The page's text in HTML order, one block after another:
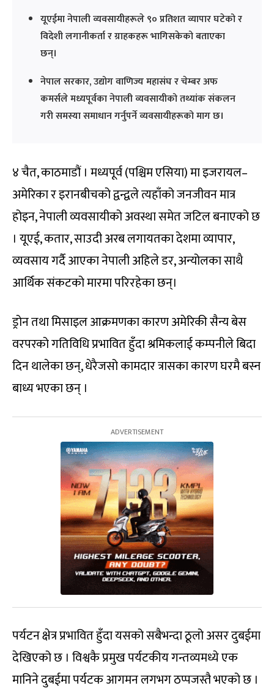
यूएईमा नेपाली व्यवसायीहरूले ९० प्रतिशत व्यापार घटेको र
विदेशी लगानीकर्ता र ग्राहकहरू भागिसकेको बताएका
छन्।
नेपाल सरकार, उद्योग वाणिज्य महासंघ र चेम्बर अफ
कमर्सले मध्यपूर्वका नेपाली व्यवसायीको तथ्यांक संकलन
गरी समस्या समाधान गर्नुपर्ने व्यवसायीहरूको माग छ।
४ चैत, काठमाडौं । मध्यपूर्व (पश्चिम एसिया) मा इजरायल–
अमेरिका र इरानबीचको द्वन्द्वले त्यहाँको जनजीवन मात्र
होइन, नेपाली व्यवसायीको अवस्था समेत जटिल बनाएको छ
। यूएई, कतार, साउदी अरब लगायतका देशमा व्यापार,
व्यवसाय गर्दै आएका नेपाली अहिले डर, अन्योलका साथै
आर्थिक संकटको मारमा परिरहेका छन्।
ड्रोन तथा मिसाइल आक्रमणका कारण अमेरिकी सैन्य बेस
वरपरको गतिविधि प्रभावित हुँदा श्रमिकलाई कम्पनीले बिदा
दिन थालेका छन्, धेरैजसो कामदार त्रासका कारण घरमै बस्न
बाध्य भएका छन् ।
पर्यटन क्षेत्र प्रभावित हुँदा यसको सबैभन्दा ठूलो असर दुबईमा
देखिएको छ । विश्वकै प्रमुख पर्यटकीय गन्तव्यमध्ये एक
मानिने दुबईमा पर्यटक आगमन लगभग ठप्पजस्तै भएको छ ।